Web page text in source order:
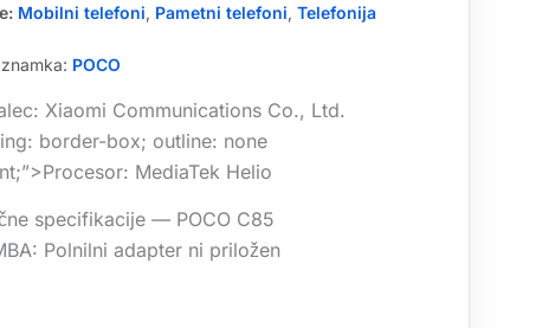
Mobilni telefoni, Pametni telefoni, Telefonija
POCO
Xiaomi Communications Co., Ltd.
border-box; outline: none
MediaTek Helio
specifikacije — POCO C85
Polnilni adapter ni priložen